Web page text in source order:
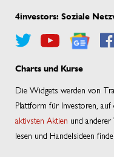
4investors: Soziale
Charts und Kurse
Die Widgets werden von
Plattform für Investoren, auf
aktivsten Aktien und
lesen und Handelsideen